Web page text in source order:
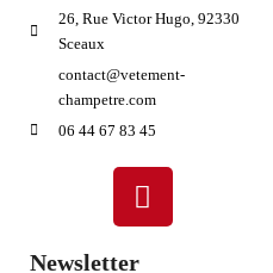
26, Rue Victor Hugo, 92330
Sceaux
contact@vetement-
champetre.com
06 44 67 83 45
Newsletter